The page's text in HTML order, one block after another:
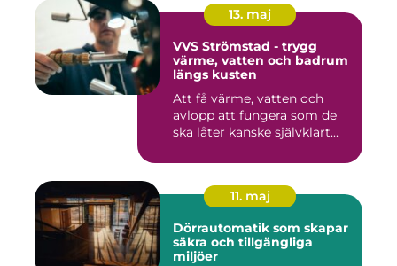
13. maj
VVS Strömstad - trygg
värme, vatten och badrum
längs kusten
Att få värme, vatten och
avlopp att fungera som de
ska låter kanske självklart...
11. maj
Dörrautomatik som skapar
säkra och tillgängliga
miljöer